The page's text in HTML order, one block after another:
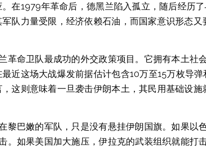
在1979年革命后，德黑兰陷入孤立，随后经历
队力量受限，经济依赖石油，而国家意识形态又
命卫队最成功的外交政策项目。它拥有本土社会
近这场大战爆发前据估计包含10万至15万枚导弹
这则意味着一旦袭击伊朗本土，其民用基础设施
黎巴嫩的军队，只是没有悬挂伊朗国旗。如果以
。如果美国加大施压，伊拉克的武装组织就能打